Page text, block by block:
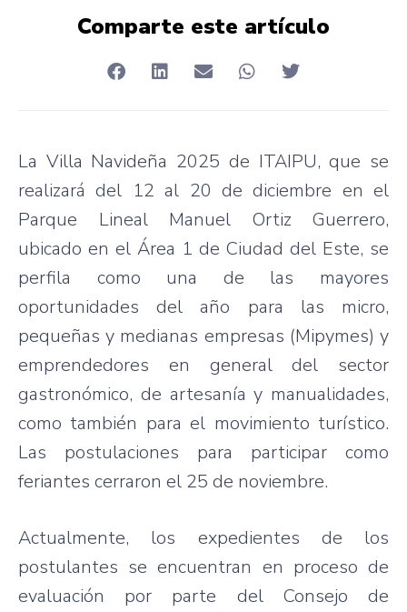
Comparte este artículo
La Villa Navideña 2025 de ITAIPU, que se
realizará del 12 al 20 de diciembre en el
Parque Lineal Manuel Ortiz Guerrero,
ubicado en el Área 1 de Ciudad del Este, se
perfila como una de las mayores
oportunidades del año para las micro,
pequeñas y medianas empresas (Mipymes) y
emprendedores en general del sector
gastronómico, de artesanía y manualidades,
como también para el movimiento turístico.
Las postulaciones para participar como
feriantes cerraron el 25 de noviembre.
Actualmente, los expedientes de los
postulantes se encuentran en proceso de
evaluación por parte del Consejo de